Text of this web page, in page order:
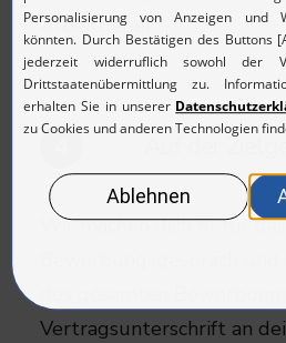
Arbeitgeber.
Auf der
Wir machen dich fit für das
Vertragsunterschrift an